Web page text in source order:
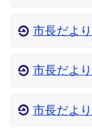
市長だよ
市長だよ
市長だよ